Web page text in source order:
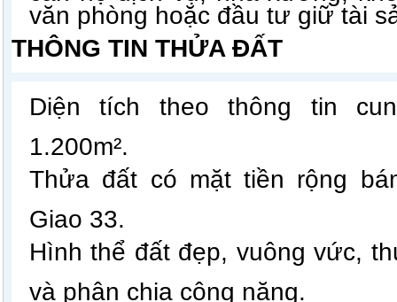
văn phòng hoặc đầu tư giữ tài
THÔNG TIN THỬA ĐẤT
Diện tích theo thông tin
1.200m².
Thửa đất có mặt tiền rộng
Giao 33.
Hình thể đất đẹp, vuông vức,
và phân chia công năng.